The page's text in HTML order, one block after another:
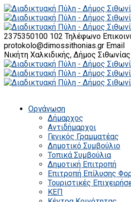
2375350100 102 Τηλέφωνο
protokolo@dimossithonias.gr Email
Νικήτη Χαλκιδικής, Δήμος Σιθωνίας
Οργάνωση
Δήμαρχος
Αντιδήμαρχοι
Γενικός Γραμματέας
Δημοτικό Συμβούλιο
Τοπικά Συμβούλια
Δημοτική Επιτροπή
Επιτροπή Επίλυσης
Τουριστικές
ΚΕΠ